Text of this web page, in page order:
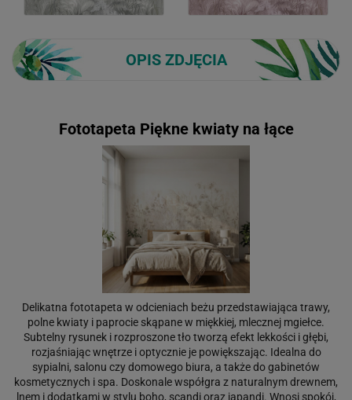
OPIS ZDJĘCIA
Fototapeta Piękne kwiaty na łące
Delikatna fototapeta w odcieniach beżu przedstawiająca trawy,
polne kwiaty i paprocie skąpane w miękkiej, mlecznej mgiełce.
Subtelny rysunek i rozproszone tło tworzą efekt lekkości i głębi,
rozjaśniając wnętrze i optycznie je powiększając. Idealna do
sypialni, salonu czy domowego biura, a także do gabinetów
kosmetycznych i spa. Doskonale współgra z naturalnym drewnem,
lnem i dodatkami w stylu boho, scandi oraz japandi. Wnosi spokój,